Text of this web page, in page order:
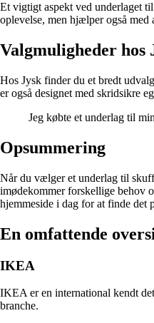
Et vigtigt aspekt ved underlaget
oplevelse, men hjælper også med
Valgmuligheder hos
Hos Jysk finder du et bredt
er også designet med skridsikre
Jeg købte et underlag til
Opsummering
Når du vælger et underlag til
imødekommer forskellige behov
hjemmeside i dag for at finde det
En omfattende
IKEA
IKEA er en international kendt
branche.